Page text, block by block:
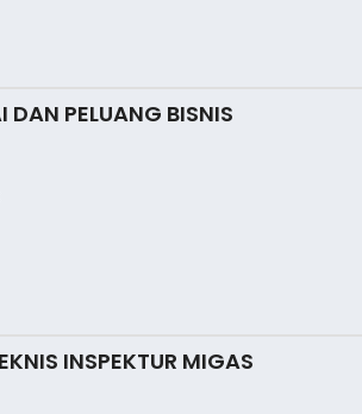
PELUANG BISNIS
INSPEKTUR MIGAS